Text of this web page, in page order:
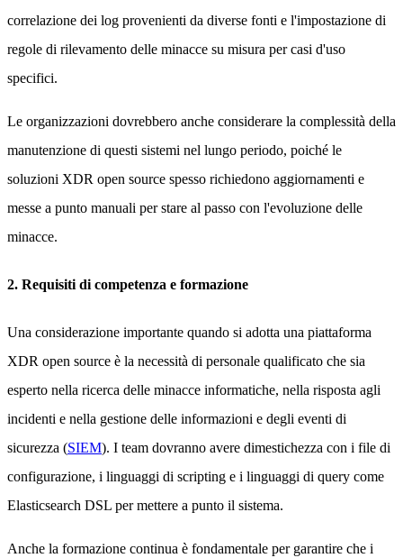
correlazione dei log provenienti da diverse fonti e l'impostazione di
regole di rilevamento delle minacce su misura per casi d'uso
specifici.
Le organizzazioni dovrebbero anche considerare la complessità della
manutenzione di questi sistemi nel lungo periodo, poiché le
soluzioni XDR open source spesso richiedono aggiornamenti e
messe a punto manuali per stare al passo con l'evoluzione delle
minacce.
2. Requisiti di competenza e formazione
Una considerazione importante quando si adotta una piattaforma
XDR open source è la necessità di personale qualificato che sia
esperto nella ricerca delle minacce informatiche, nella risposta agli
incidenti e nella gestione delle informazioni e degli eventi di
sicurezza (SIEM). I team dovranno avere dimestichezza con i file di
configurazione, i linguaggi di scripting e i linguaggi di query come
Elasticsearch DSL per mettere a punto il sistema.
Anche la formazione continua è fondamentale per garantire che i